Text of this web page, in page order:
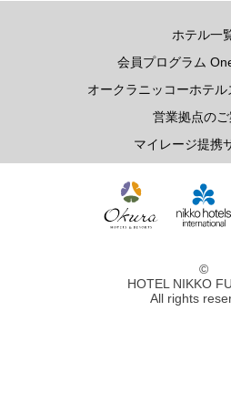
ホテル一
会員プログラム
オークラニッコーホテ
営業拠点のご
マイレージ提携
©
HOTEL NIKKO
All rights
TEL 092-482-
お席のご